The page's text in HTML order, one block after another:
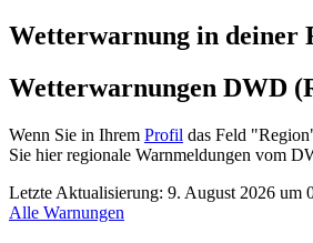
Wetterwarnung in deiner
Wetterwarnungen DWD
Wenn Sie in Ihrem Profil das Feld
Sie hier regionale Warnmeldungen vom
Letzte Aktualisierung: 9. August 2026 um
Alle Warnungen